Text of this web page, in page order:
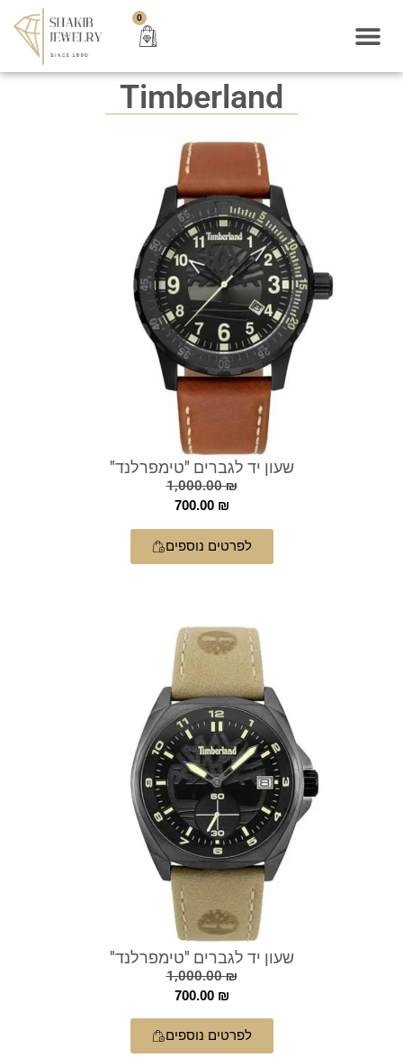
0
Timberland
שעון יד לגברים "טימפרלנד"
1,000.00₪
700.00 ₪
לפרטים נוספים
שעון יד לגברים "טימפרלנד"
1,000.00₪
700.00 ₪
לפרטים נוספים